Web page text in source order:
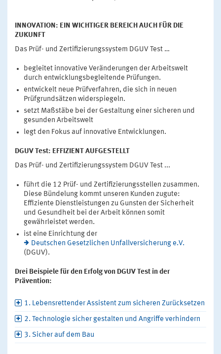
INNOVATION: EIN WICHTIGER BEREICH AUCH FÜR DIE
ZUKUNFT
Das Prüf- und Zertifizierungssystem DGUV Test …
begleitet innovative Veränderungen der Arbeitswelt
durch entwicklungsbegleitende Prüfungen.
entwickelt neue Prüfverfahren, die sich in neuen
Prüfgrundsätzen widerspiegeln.
setzt Maßstäbe bei der Gestaltung einer sicheren und
gesunden Arbeitswelt
legt den Fokus auf innovative Entwicklungen.
DGUV Test: EFFIZIENT AUFGESTELLT
Das Prüf- und Zertifizierungssystem DGUV Test ...
führt die 12 Prüf- und Zertifizierungsstellen zusammen.
Diese Bündelung kommt unseren Kunden zugute:
Effiziente Dienstleistungen zu Gunsten der Sicherheit
und Gesundheit bei der Arbeit können somit
gewährleistet werden.
ist eine Einrichtung der
Deutschen Gesetzlichen Unfallversicherung e.V.
(DGUV).
Drei Beispiele für den Erfolg von DGUV Test in der
Prävention:
1. Lebensrettender Assistent zum sicheren Zurücksetzen
2. Technologie sicher gestalten und Angriffe verhindern
3. Sicher auf dem Bau